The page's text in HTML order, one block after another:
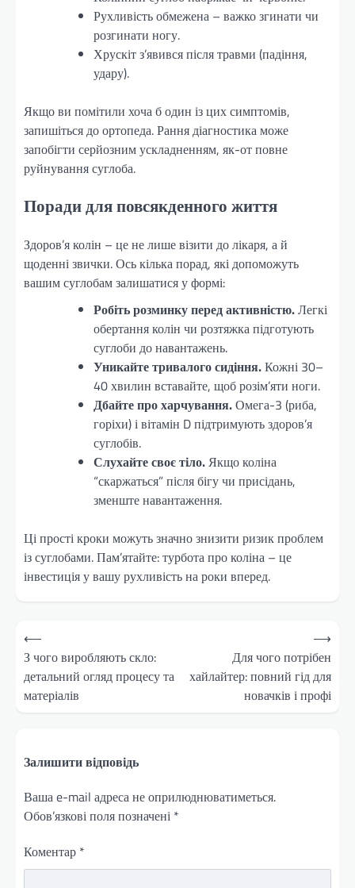
Рухливість обмежена – важко згинати чи
розгинати ногу.
Хрускіт з’явився після травми (падіння,
удару).
Якщо ви помітили хоча б один із цих симптомів,
запишіться до ортопеда. Рання діагностика може
запобігти серйозним ускладненням, як-от повне
руйнування суглоба.
Поради для повсякденного життя
Здоров’я колін – це не лише візити до лікаря, а й
щоденні звички. Ось кілька порад, які допоможуть
вашим суглобам залишатися у формі:
Робіть розминку перед активністю.Легкі
обертання колін чи розтяжка підготують
суглоби до навантажень.
Уникайте тривалого сидіння.Кожні 30–
40 хвилин вставайте, щоб розім’яти ноги.
Дбайте про харчування.Омега-3 (риба,
горіхи) і вітамін D підтримують здоров’я
суглобів.
Слухайте своє тіло.Якщо коліна
“скаржаться” після бігу чи присідань,
зменште навантаження.
Ці прості кроки можуть значно знизити ризик проблем
із суглобами. Пам’ятайте: турбота про коліна – це
інвестиція у вашу рухливість на роки вперед.
Навігація
записів
⟵
З чого виробляють скло:
детальний огляд процесу та
матеріалів
Для чого потрібен
хайлайтер: повний гід для
новачків і профі
⟶
Залишити відповідь
Ваша e-mail адреса не оприлюднюватиметься.
Обов’язкові поля позначені *
Коментар *